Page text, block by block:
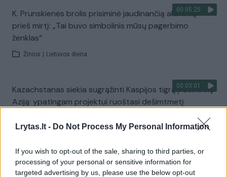
Lrytas.lt - Do Not Process My Personal Information
If you wish to opt-out of the sale, sharing to third parties, or
processing of your personal or sensitive information for
targeted advertising by us, please use the below opt-out
00:05:25
K. Prunskienės brolis prisiminė jaudinančią akimirką
prieš mirtį: „Tai buvo simbolinis mūsų pagerbimo
ženklas“
Žinios Lietuvos diena
00:03:01
Kazachstanas siekia sugrąžinti Kaspijos tigrą į Centrinę
Aziją: ypatingam projektui ruoštasi dešimtmetį
00:03:41
Mėsainių mėgėjus kviečia nepražiopsoti festivalio
Vilniuje: atskleidė populiariausią paruošimo būdą